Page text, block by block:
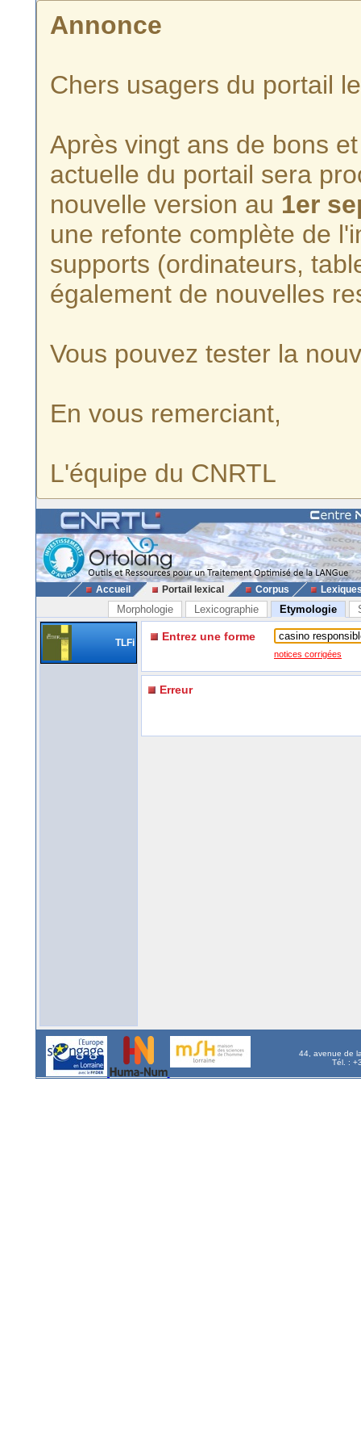
Annonce
Chers usagers du portail
Après vingt ans de bons
actuelle du portail sera
nouvelle version au 1er
une refonte complète de
supports (ordinateurs,
également de nouvelles
Vous pouvez tester la
En vous remerciant,
L'équipe du CNRTL
Accueil Portail lexical Corpus
Morphologie Lexicographie Etymologie
TLFi Entrez une forme
notices corrigées
Erreur
44, avenue de
Tél. :